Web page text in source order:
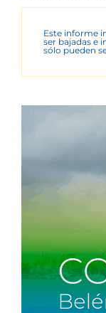
Este informe
ser bajadas e
sólo pueden